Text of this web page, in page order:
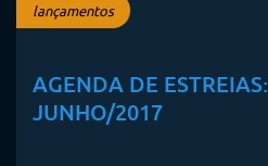
lançamentos
AGENDA DE ESTREIAS:
JUNHO/2017